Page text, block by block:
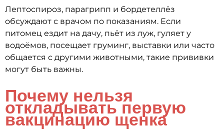
Лептоспироз, парагрипп и бордетеллёз
обсуждают с врачом по показаниям. Если
питомец ездит на дачу, пьёт из луж, гуляет у
водоёмов, посещает груминг, выставки или часто
общается с другими животными, такие прививки
могут быть важны.
Почему нельзя
откладывать первую
вакцинацию щенка